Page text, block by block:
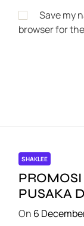
Save my
browser for
SHAKLEE
PUSAKA
On 6